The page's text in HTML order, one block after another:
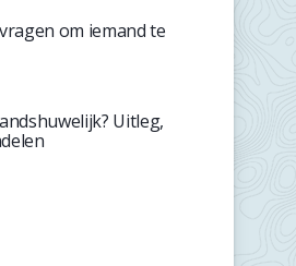
om iemand te
Uitleg,